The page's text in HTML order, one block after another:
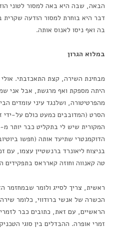
הבאה, שבה היא באה למסור לטוני
בה ואף ניסו לאנוס אותה.
במלוא הגרון
מבחינת השירה, קצת התאכזבתי. אולי
היתה מספקת ואף מרגשת, אבל אני
מהפרטיטורה, ושלנגד עיני עומדים
הסרט (המדובבים כמעט כולם על-ידי
הדוקמנטרי שתיעד אותה (חפשו
בניצוח ליאונרד ברנשטיין עצמו, עם
טה קאנווה וחוזה קארראס בתפקידים
ראשית, צריך לסייג ולומר שבמחזמר
הכשרה של אנשי ברודווי, כלומר
הראשיים, עם זאת, כתובים כבר
זמרי אופרה. ההבדלים בין סוגי